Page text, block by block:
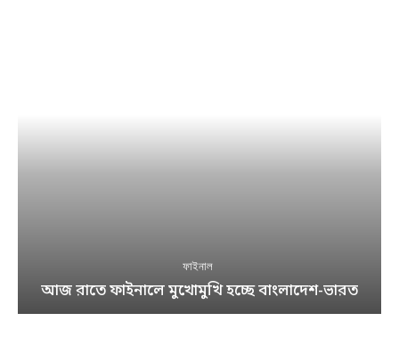
ফাইনাল
আজ রাতে ফাইনালে মুখোমুখি হচ্ছে বাংলাদেশ-ভারত